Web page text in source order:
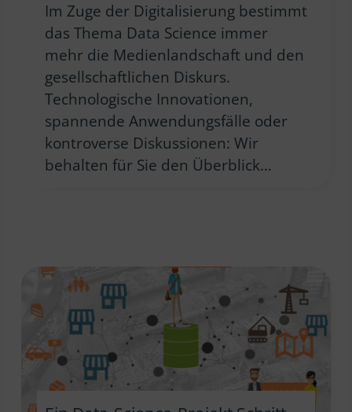
Im Zuge der Digitalisierung bestimmt
das Thema Data Science immer
mehr die Medienlandschaft und den
gesellschaftlichen Diskurs.
Technologische Innovationen,
spannende Anwendungsfälle oder
kontroverse Diskussionen: Wir
behalten für Sie den Überblick…